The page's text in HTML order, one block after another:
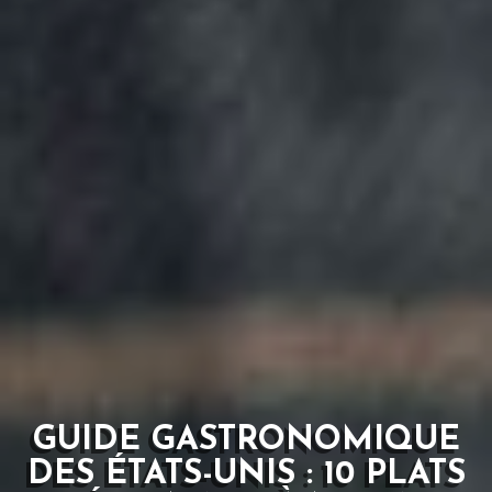
GUIDE GASTRONOMIQUE
DES ÉTATS-UNIS : 10 PLATS